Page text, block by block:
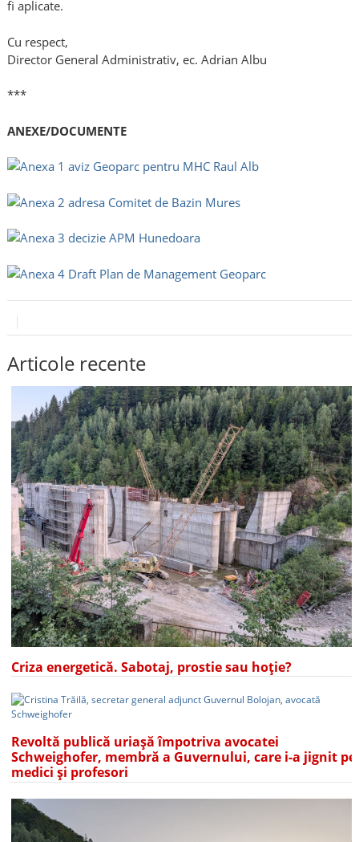
fi aplicate.
Cu respect,
Director General Administrativ, ec. Adrian Albu
***
ANEXE/DOCUMENTE
Articole recente
Criza energetică. Sabotaj, prostie sau hoție?
Revoltă publică uriașă împotriva avocatei
Schweighofer, membră a Guvernului, care i-a jignit pe
medici și profesori